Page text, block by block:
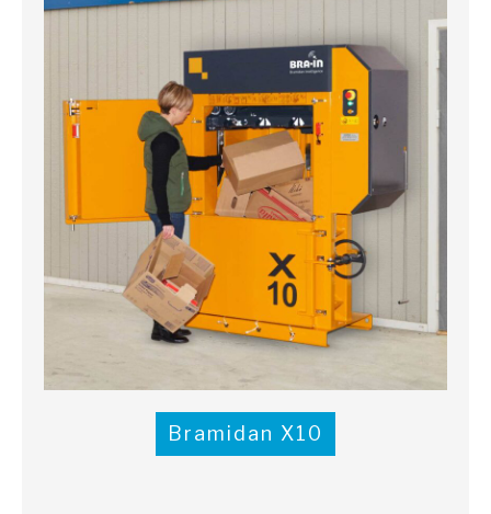
Bramidan X10